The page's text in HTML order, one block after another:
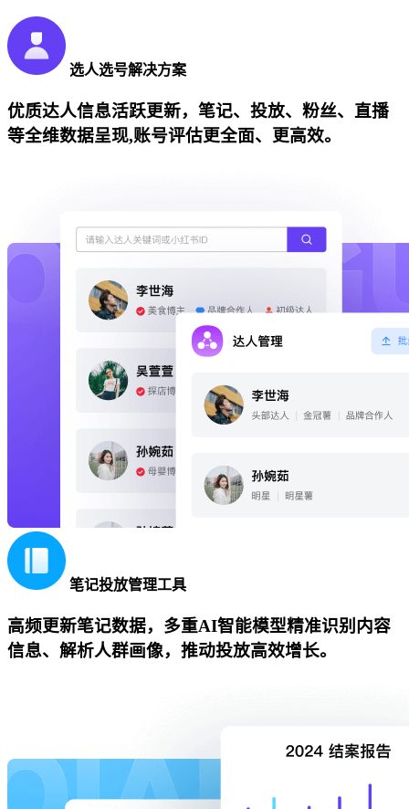
选人选号解决方案
优质达人信息活跃更新，笔记、投放、粉丝、直播
等全维数据呈现,账号评估更全面、更高效。
笔记投放管理工具
高频更新笔记数据，多重AI智能模型精准识别内容
信息、解析人群画像，推动投放高效增长。